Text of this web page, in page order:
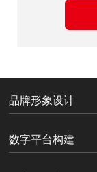
品牌形象设计
数字平台构建